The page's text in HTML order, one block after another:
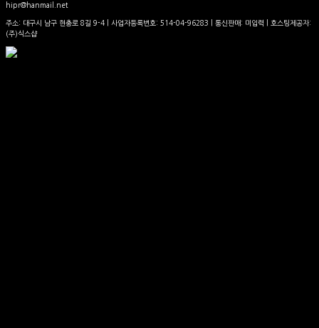
hipr@hanmail.net
주소: 대구시 남구 현충로 8길 9-4 | 사업자등록번호: 514-04-96283 | 통신판매: 미입력 | 호스팅제공자:
(주)식스샵